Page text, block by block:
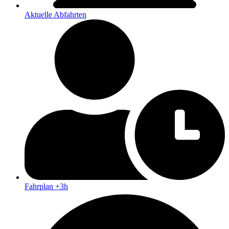
Aktuelle Abfahrten
Fahrplan +3h